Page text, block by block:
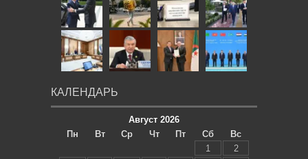
КАЛЕНДАРЬ
Август 2026
Пн
Вт Ср Чт Пт Сб
Вс
1
2